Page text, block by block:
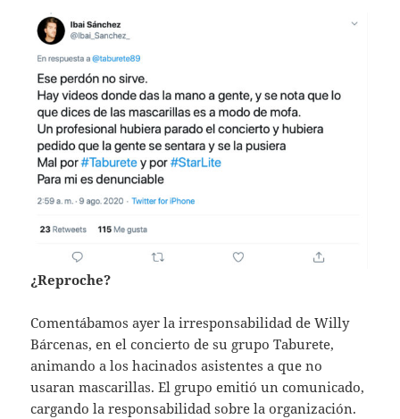
¿Reproche?
Comentábamos ayer la irresponsabilidad de Willy
Bárcenas, en el concierto de su grupo Taburete,
animando a los hacinados asistentes a que no
usaran mascarillas. El grupo emitió un comunicado,
cargando la responsabilidad sobre la organización.